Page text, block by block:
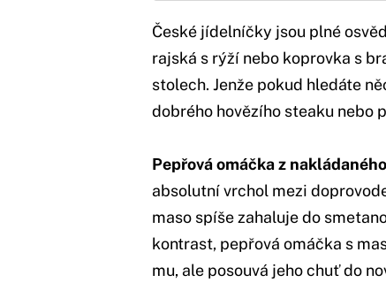
České jídelníčky jsou plné
rajská s rýží nebo koprovka s
stolech. Jenže pokud hledáte
dobrého hovězího steaku nebo
Pepřová omáčka z
absolutní vrchol mezi
maso spíše zahaluje do
kontrast, pepřová omáčka s
mu, ale posouvá jeho chuť do